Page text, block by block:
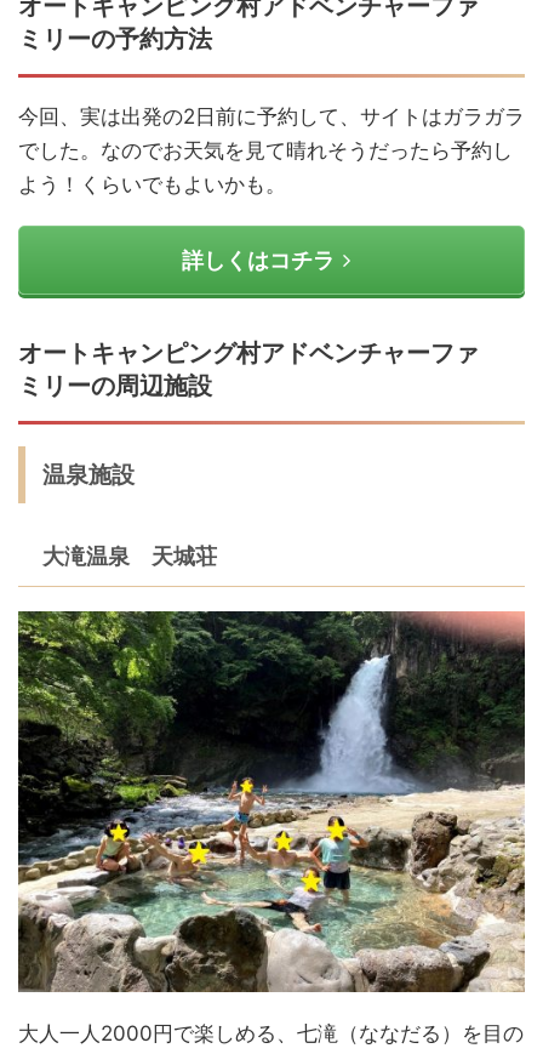
オートキャンピング村アドベンチャーファ
ミリーの予約方法
今回、実は出発の2日前に予約して、サイトはガラガラ
でした。なのでお天気を見て晴れそうだったら予約し
よう！くらいでもよいかも。
詳しくはコチラ
オートキャンピング村アドベンチャーファ
ミリーの周辺施設
温泉施設
大滝温泉 天城荘
大人一人2000円で楽しめる、七滝（ななだる）を目の